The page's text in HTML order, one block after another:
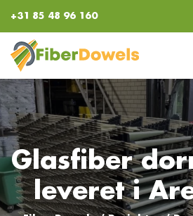
Hop
indhold
+31 85 48 96 160
Glasfiber
leveret i